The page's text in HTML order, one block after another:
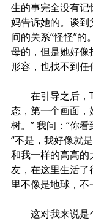
生的事完全没有
妈告诉她的。谈到
间的关系“怪怪”的
母的，但是她好
形容，也找不到任
在引导之后，
态，第一个画面，
树。” 我问：“你看
“不是，我好像就
和我一样的高高
友，在这里生活
里不像是地球，不
这对我来说是